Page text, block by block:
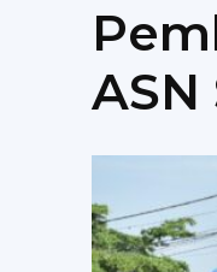
ASN